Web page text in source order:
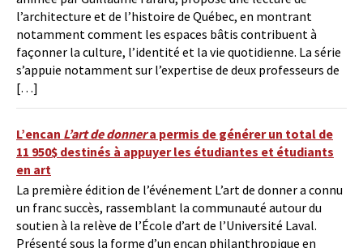
l’architecture et de l’histoire de Québec, en montrant
notamment comment les espaces bâtis contribuent à
façonner la culture, l’identité et la vie quotidienne. La série
s’appuie notamment sur l’expertise de deux professeurs de
[…]
L’encan L’art de donnera permis de générer un total de
11 950$ destinés à appuyer les étudiantes et étudiants
en art
La première édition de l’événement L’art de donner a connu
un franc succès, rassemblant la communauté autour du
soutien à la relève de l’École d’art de l’Université Laval.
Présenté sous la forme d’un encan philanthropique en